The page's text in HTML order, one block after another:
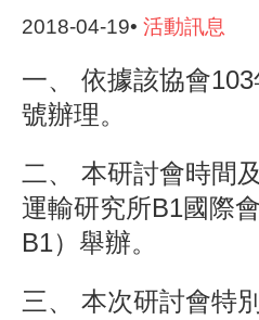
2018-04-19• 活動訊息
一、 依據該協會
號辦理。
二、 本研討會時間
運輸研究所B1國際
B1）舉辦。
三、 本次研討會特